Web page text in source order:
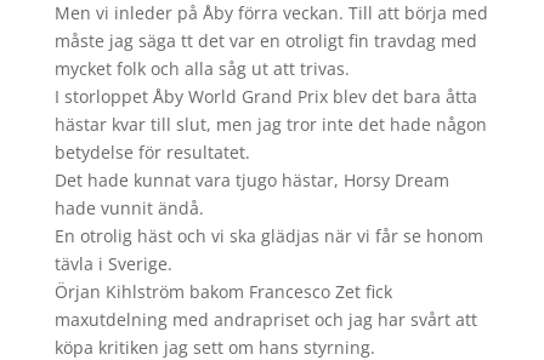
Men vi inleder på Åby förra veckan. Till att börja med
måste jag säga tt det var en otroligt fin travdag med
mycket folk och alla såg ut att trivas.
I storloppet Åby World Grand Prix blev det bara åtta
hästar kvar till slut, men jag tror inte det hade någon
betydelse för resultatet.
Det hade kunnat vara tjugo hästar, Horsy Dream
hade vunnit ändå.
En otrolig häst och vi ska glädjas när vi får se honom
tävla i Sverige.
Örjan Kihlström bakom Francesco Zet fick
maxutdelning med andrapriset och jag har svårt att
köpa kritiken jag sett om hans styrning.